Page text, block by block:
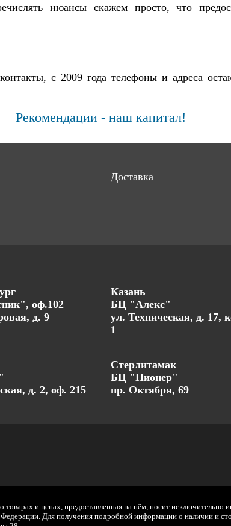
нюансы скажем просто, что
с 2009 года телефоны и адреса
Рекомендации - наш капитал!
Доставка
оф.102
д. 9
Казань
БЦ "Алекс"
ул. Техническая, д. 17,
1
д. 2, оф. 215
Стерлитамак
БЦ "Пионер"
пр. Октября, 69
и ценах, предоставленная на нём, носит
Для получения подробной информации о наличии и